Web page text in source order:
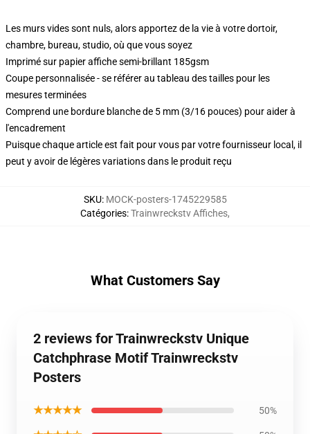
Les murs vides sont nuls, alors apportez de la vie à votre dortoir,
chambre, bureau, studio, où que vous soyez
Imprimé sur papier affiche semi-brillant 185gsm
Coupe personnalisée - se référer au tableau des tailles pour les
mesures terminées
Comprend une bordure blanche de 5 mm (3/16 pouces) pour aider à
l'encadrement
Puisque chaque article est fait pour vous par votre fournisseur local, il
peut y avoir de légères variations dans le produit reçu
SKU: MOCK-posters-1745229585
Catégories:Trainwreckstv Affiches,
What Customers Say
2 reviews for Trainwreckstv Unique
Catchphrase Motif Trainwreckstv
Posters
★★★★★ 50%